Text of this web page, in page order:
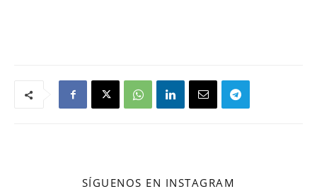
SÍGUENOS EN INSTAGRAM